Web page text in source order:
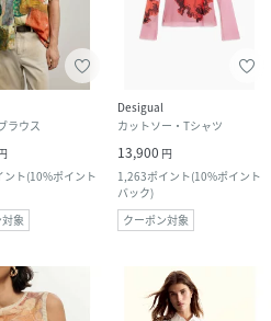
ラウス
ント(10%ポイント
象
Desigual
カットソー・Tシャツ
13,900 円
1,263ポイント(10%ポイント
バック)
クーポン対象